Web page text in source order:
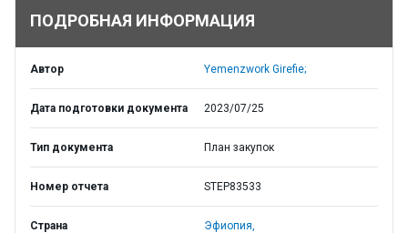
ПОДРОБНАЯ ИНФОРМАЦИЯ
Автор Yemenzwork Girefie;
Дата подготовки документа 2023/07/25
Тип документа План закупок
Номер отчета STEP83533
Страна Эфиопия,